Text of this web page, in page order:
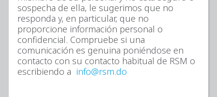
sospecha de ella, le sugerimos que no
responda y, en particular, que no
proporcione información personal o
confidencial. Compruebe si una
comunicación es genuina poniéndose en
contacto con su contacto habitual de RSM o
escribiendo a info@rsm.do